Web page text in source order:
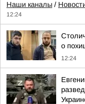
Наши каналы /
12:24
о
12:24